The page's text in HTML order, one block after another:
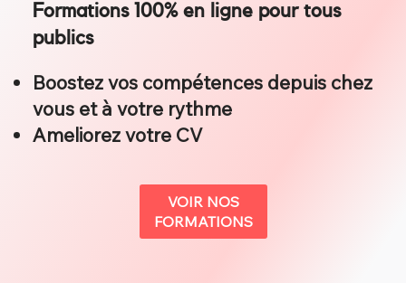
Formations 100% en ligne pour tous
publics
Boostez vos compétences depuis chez
vous et à votre rythme
Ameliorez votre CV
VOIR NOS
FORMATIONS